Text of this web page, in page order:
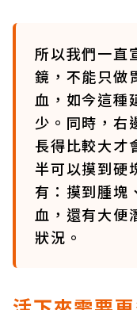
所以我們一直
鏡，不能只做
血，如今這種
少。同時，右
長得比較大才
半可以摸到硬
有：摸到腫塊
血，還有大便
狀況。